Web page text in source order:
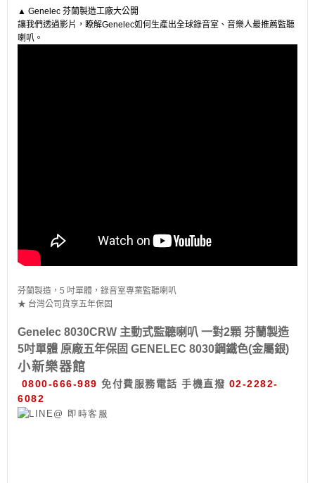
▲ Genelec 芬蘭製造工廠大公開
讓我們透過影片，瞭解Genelec如何生產出全球錄音室、音樂人最推薦監聽
喇叭。
芬蘭製造，5 吋單體，錄音室專業監聽喇叭
★ 台灣公司貨享五年保固
Genelec 8030CRW 主動式監聽喇叭 一對2顆 芬蘭製造
5吋單體 原廠五年保固 GENELEC 8030鋼鐵色(金屬銀)
小新樂器館
0800-666-989 免付費服務電話 手機直撥 02-2282-
6082